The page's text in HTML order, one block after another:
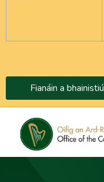
Fianáin a bhainistiú